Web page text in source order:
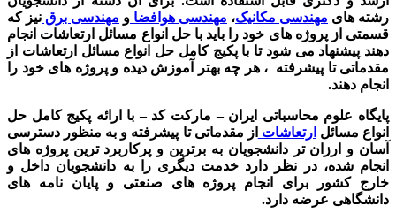
رشته های مهندسی مکانیک، مهندسی هوافضا و مهندسی برق نیز که
قسمتی از پروژه های خود را باید با حل انواع مسائل ارتعاشات انجام
دهند پیشنهاد می شود تا با پکیج کامل حل انواع مسائل ارتعاشات از
مقدماتی تا پیشرفته ، هر چه بهتر آموزش دیده و پروژه های خود را
انجام دهند.
پایگاه علوم محاسباتی ایران – مارکت کد – با ارائه پکیج کامل حل
انواع مسائل ارتعاشات از مقدماتی تا پیشرفته و به منظور دسترسی
آسان و ارزان تر دانشجویان به برترین و پرکاربرد ترین پروژه های
انجام شده، در نظر دارد خدمت دیگری را به دانشجویان داخل و
خارج کشور برای انجام پروژه های صنعتی و پایان نامه های
دانشگاهی عرضه دارد.